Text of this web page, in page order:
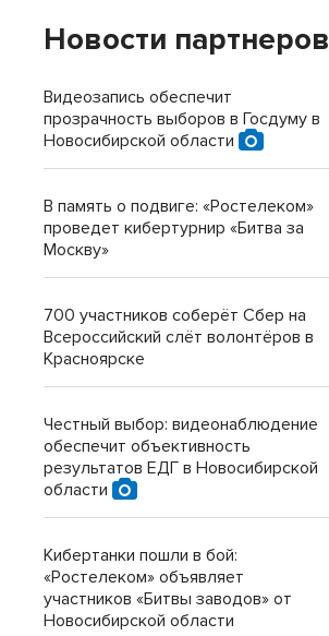
Новости партнеров
Видеозапись обеспечит
прозрачность выборов в Госдуму в
Новосибирской области
В память о подвиге: «Ростелеком»
проведет кибертурнир «Битва за
Москву»
700 участников соберёт Сбер на
Всероссийский слёт волонтёров в
Красноярске
Честный выбор: видеонаблюдение
обеспечит объективность
результатов ЕДГ в Новосибирской
области
Кибертанки пошли в бой:
«Ростелеком» объявляет
участников «Битвы заводов» от
Новосибирской области